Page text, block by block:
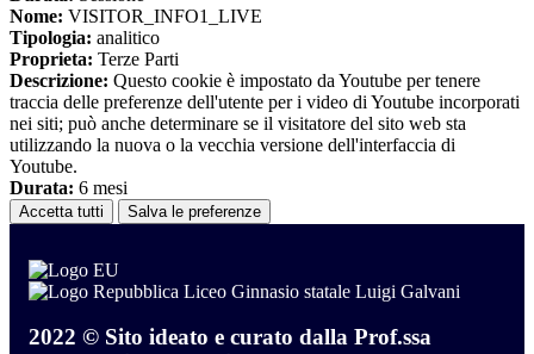
Nome: VISITOR_INFO1_LIVE
Tipologia: analitico
Proprieta: Terze Parti
Descrizione: Questo cookie è impostato da Youtube per tenere
traccia delle preferenze dell'utente per i video di Youtube incorporati
nei siti; può anche determinare se il visitatore del sito web sta
utilizzando la nuova o la vecchia versione dell'interfaccia di
Youtube.
Durata: 6 mesi
Accetta tutti Salva le preferenze
Liceo Ginnasio statale Luigi Galvani
2022 © Sito ideato e curato dalla Prof.ssa